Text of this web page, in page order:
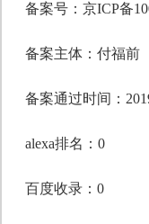
备案号：京ICP备
备案主体：付福前
备案通过时间：
alexa排名：0
百度收录：0
自定义标题
段落格式
字体